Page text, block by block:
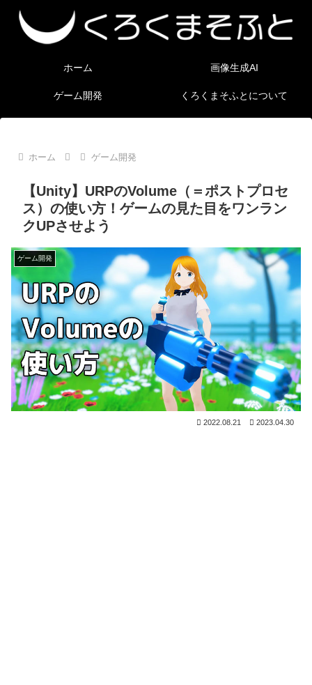
ホーム 画像生成AI
ゲーム開発 くろくまそふとについて
ホーム ゲーム開発
【Unity】URPのVolume（＝ポストプロセ
ス）の使い方！ゲームの見た目をワンラン
クUPさせよう
ゲーム開発
2022.08.21 2023.04.30